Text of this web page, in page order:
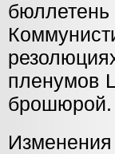
пленумов
брошюрой.